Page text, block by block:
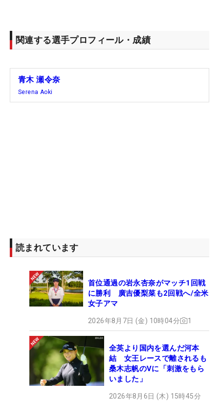
関連する選手プロフィール・成績
青木 瀬令奈
Serena Aoki
読まれています
首位通過の岩永杏奈がマッチ1回戦
に勝利 廣吉優梨菜も2回戦へ/全米
女子アマ
2026年8月7日 (金) 10時04分 1
全英より国内を選んだ河本
結 女王レースで離されるも
桑木志帆のVに「刺激をもら
いました」
2026年8月6日 (木) 15時45分